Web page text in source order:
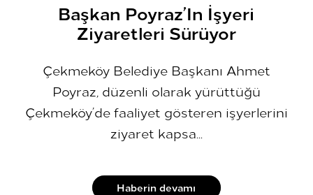
Başkan Poyraz’In İşyeri
Ziyaretleri Sürüyor
Çekmeköy Belediye Başkanı Ahmet
Poyraz, düzenli olarak yürüttüğü
Çekmeköy’de faaliyet gösteren işyerlerini
ziyaret kapsa...
Haberin devamı